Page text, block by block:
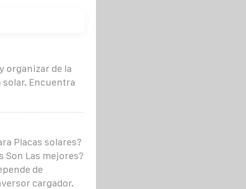
organizar de la
Encuentra
Placas solares?
Son Las mejores?
de
cargador.